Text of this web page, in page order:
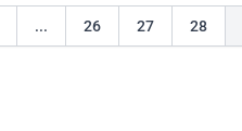
... 26 27 28